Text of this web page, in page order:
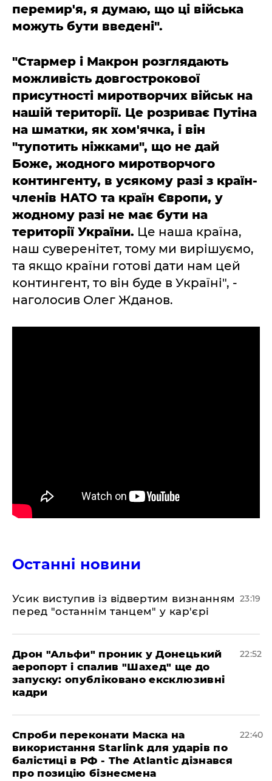
перемир'я, я думаю, що ці війська
можуть бути введені".
"Стармер і Макрон розглядають
можливість довгострокової
присутності миротворчих військ на
нашій території. Це розриває Путіна
на шматки, як хом'ячка, і він
"тупотить ніжками", що не дай
Боже, жодного миротворчого
контингенту, в усякому разі з країн-
членів НАТО та країн Європи, у
жодному разі не має бути на
території України. Це наша країна,
наш суверенітет, тому ми вирішуємо,
та якщо країни готові дати нам цей
контингент, то він буде в Україні", -
наголосив Олег Жданов.
Останні новини
​Усик виступив із відвертим визнанням
перед "останнім танцем" у кар'єрі
23:19
​Дрон "Альфи" проник у Донецький
аеропорт і спалив "Шахед" ще до
запуску: опубліковано ексклюзивні
кадри
22:52
​Спроби переконати Маска на
використання Starlink для ударів по
балістиці в РФ - The Atlantic дізнався
про позицію бізнесмена
22:40